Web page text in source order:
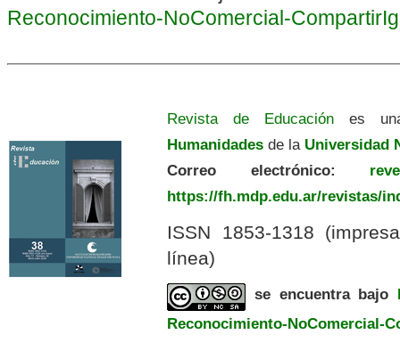
Reconocimiento-NoComercial-
Revista de Educación es
Humanidades de la Universidad
Correo electrónico:
https://fh.mdp.edu.ar/revistas/
ISSN 1853-1318
línea)
se encuentra bajo
Reconocimiento-NoComercial-